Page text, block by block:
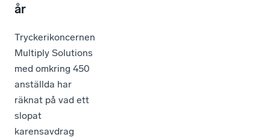
år
Tryckerikoncernen
Multiply Solutions
med omkring 450
anställda har
räknat på vad ett
slopat
karensavdrag